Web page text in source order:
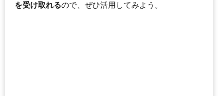
を受け取れるので、ぜひ活用してみよう。